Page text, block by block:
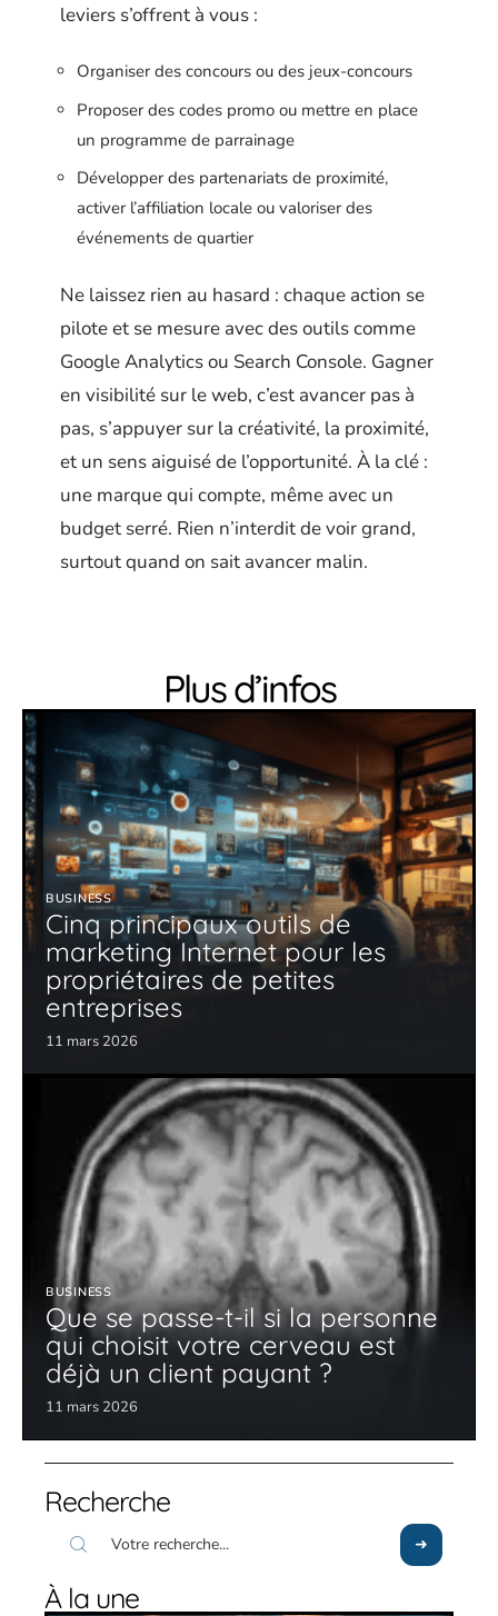
leviers s’offrent à vous :
Organiser des concours ou des jeux-concours
Proposer des codes promo ou mettre en place
un programme de parrainage
Développer des partenariats de proximité,
activer l’affiliation locale ou valoriser des
événements de quartier
Ne laissez rien au hasard : chaque action se
pilote et se mesure avec des outils comme
Google Analytics ou Search Console. Gagner
en visibilité sur le web, c’est avancer pas à
pas, s’appuyer sur la créativité, la proximité,
et un sens aiguisé de l’opportunité. À la clé :
une marque qui compte, même avec un
budget serré. Rien n’interdit de voir grand,
surtout quand on sait avancer malin.
Plus d’infos
BUSINESS
Cinq principaux outils de
marketing Internet pour les
propriétaires de petites
entreprises
11 mars 2026
BUSINESS
Que se passe-t-il si la personne
qui choisit votre cerveau est
déjà un client payant ?
11 mars 2026
Recherche
À la une